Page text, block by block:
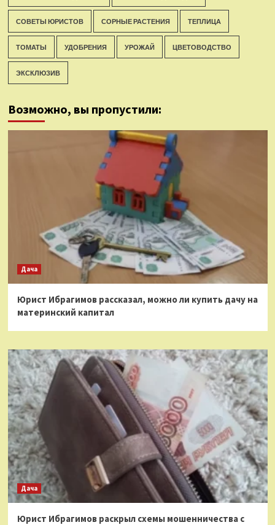
СОВЕТЫ ЮРИСТОВ СОРНЫЕ РАСТЕНИЯ ТЕПЛИЦА
ТОМАТЫ УДОБРЕНИЯ УРОЖАЙ ЦВЕТОВОДСТВО
ЭКСКЛЮЗИВ
Возможно, вы пропустили:
Дача
Юрист Ибрагимов рассказал, можно ли купить дачу на
материнский капитал
Дача
Юрист Ибрагимов раскрыл схемы мошенничества с